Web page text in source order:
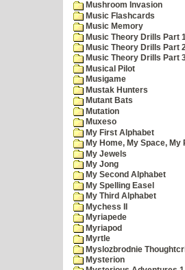
Mushroom Invasion
Music Flashcards
Music Memory
Music Theory Drills Part
Music Theory Drills Part
Music Theory Drills Part
Musical Pilot
Musigame
Mustak Hunters
Mutant Bats
Mutation
Muxeso
My First Alphabet
My Home, My Space, My
My Jewels
My Jong
My Second Alphabet
My Spelling Easel
My Third Alphabet
Mychess II
Myriapede
Myriapod
Myrtle
Myslozbrodnie
Mysterion